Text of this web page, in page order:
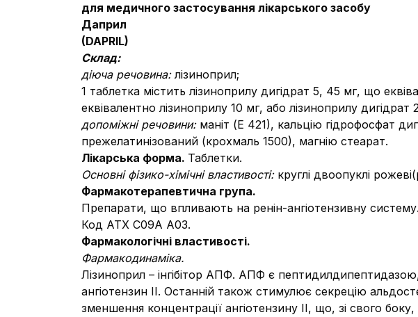
для медичного застосування лікарського засобу
Даприл
(DAPRIL)
Склад:
діюча речовина:лізиноприл;
1 таблетка містить лізиноприлу дигідрат 5, 45 мг, що
еквівалентно лізиноприлу 10 мг, або лізиноприлу
допоміжні речовини: маніт (Е 421), кальцію гідрофосфат
прежелатинізований (крохмаль 1500), магнію стеарат.
Лікарська форма. Таблетки.
Основні фізико-хімічні властивості: круглі двоопуклі
Фармакотерапевтична група.
Препарати, що впливають на ренін-ангіотензивну
Код АТХ С09А А03.
Фармакологічні властивості.
Фармакодинаміка.
Лізиноприл – інгібітор АПФ. АПФ є
ангіотензин ІІ. Останній також стимулює секрецію
зменшення концентрації ангіотензину ІІ, що, зі свого